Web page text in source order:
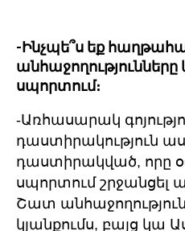
-Ինչպե՞ս եք
անհաջողությունները
սպորտում։
-Առհասարակ
դաստիրակություն
դաստիրակված, որը
սպորտում շրջանցել
Շատ
կյանքումս, բայց կա